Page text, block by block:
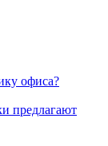
офиса?